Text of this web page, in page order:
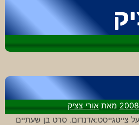
מאתאורי צציק
צייטגייסט:אדנדום. סרט בן שעתיים